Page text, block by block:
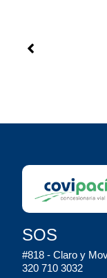
SOS
#818 - Claro y
320 710 3032